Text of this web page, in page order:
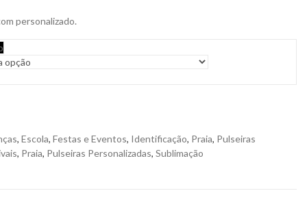
personalizado.
, Escola, Festas e Eventos, Identificação, Praia, Pulseiras
, Praia, Pulseiras Personalizadas, Sublimação